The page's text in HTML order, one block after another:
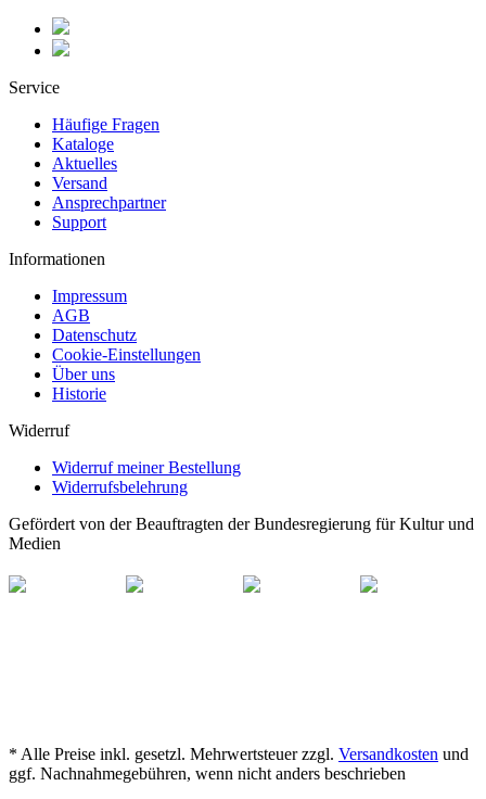
Service
Häufige Fragen
Kataloge
Aktuelles
Versand
Ansprechpartner
Support
Informationen
Impressum
AGB
Datenschutz
Cookie-Einstellungen
Über uns
Historie
Widerruf
Widerruf meiner Bestellung
Widerrufsbelehrung
Gefördert von der Beauftragten der Bundesregierung für Kultur und
Medien
* Alle Preise inkl. gesetzl. Mehrwertsteuer zzgl. Versandkosten und
ggf. Nachnahmegebühren, wenn nicht anders beschrieben